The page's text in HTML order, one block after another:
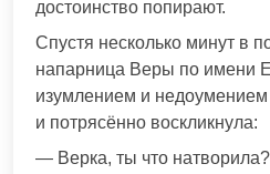
достоинство попирают.
Спустя несколько минут в
напарница Веры по имени
изумлением и недоумением
и потрясённо воскликнула:
— Верка, ты что